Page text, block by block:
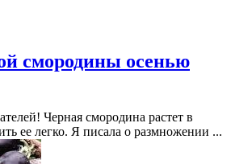
смородины осенью
Черная смородина растет в
ее легко. Я писала о размножении ...